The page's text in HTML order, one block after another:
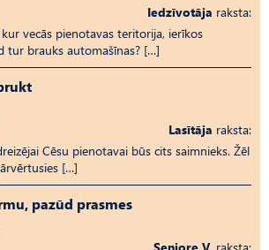
Iedzīvotāja raksta:
kur vecās pienotavas teritorija, ierīkos
tur brauks automašīnas? […]
Lasītāja raksta:
Cēsu pienotavai būs cits saimnieks. Žēl
[…]
pazūd prasmes